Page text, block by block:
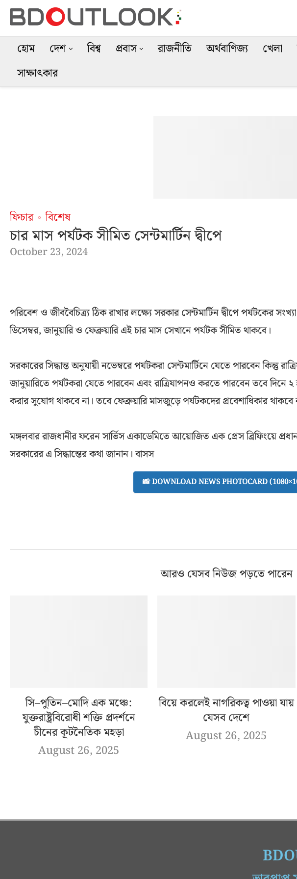
হোম দেশ বিশ্ব প্রবাস রাজনীতি অর্থবাণিজ্য খেলা
সাক্ষাৎকার
ফিচার বিশেষ
চার মাস পর্যটক সীমিত সেন্টমার্টিন দ্বীপে
October 23, 2024
পরিবেশ ও জীববৈচিত্র্য ঠিক রাখার লক্ষ্যে সরকার সেন্টমার্টিন দ্বীপে পর্যটকের
ডিসেম্বর, জানুয়ারি ও ফেব্রুয়ারি এই চার মাস সেখানে পর্যটক সীমিত থাকবে।
সরকারের সিদ্ধান্ত অনুযায়ী নভেম্বরে পর্যটকরা সেন্টমার্টিনে যেতে পারবেন কিন্তু
জানুয়ারিতে পর্যটকরা যেতে পারবেন এবং রাত্রিযাপনও করতে পারবেন তবে দিনে
করার সুযোগ থাকবে না। তবে ফেব্রুয়ারি মাসজুড়ে পর্যটকদের প্রবেশাধিকার থাকবে
মঙ্গলবার রাজধানীর ফরেন সার্ভিস একাডেমিতে আয়োজিত এক প্রেস ব্রিফিংয়ে
সরকারের এ সিদ্ধান্তের কথা জানান। বাসস
📸 DOWNLOAD NEWS PHOTOCARD
আরও যেসব নিউজ পড়তে পারেন
সি–পুতিন–মোদি এক মঞ্চে:
যুক্তরাষ্ট্রবিরোধী শক্তি প্রদর্শনে
চীনের কূটনৈতিক মহড়া
August 26, 2025
বিয়ে করলেই নাগরিকত্ব পাওয়া যায়
যেসব দেশে
August 26, 2025